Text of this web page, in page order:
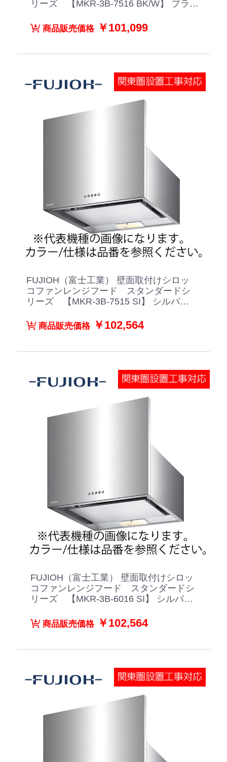
リーズ 【MKR-3B-7516 BK/W】 ブラッ
商品販売価格￥101,099
FUJIOH（富士工業） 壁面取付けシロッ
コファンレンジフード スタンダードシ
リーズ 【MKR-3B-7515 SI】 シルバー
商品販売価格￥102,564
FUJIOH（富士工業） 壁面取付けシロッ
コファンレンジフード スタンダードシ
リーズ 【MKR-3B-6016 SI】 シルバー
商品販売価格￥102,564